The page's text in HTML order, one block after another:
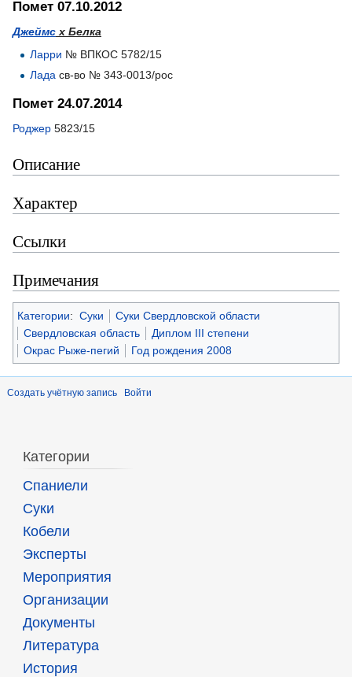
Помет 07.10.2012
Джеймс х Белка
Ларри № ВПКОС 5782/15
Лада св-во № 343-0013/рос
Помет 24.07.2014
Роджер 5823/15
Описание
Характер
Ссылки
Примечания
Категории: Суки
Суки Свердловской области
Свердловская область
Диплом III степени
Окрас Рыже-пегий
Год рождения 2008
Создать учётную запись Войти
Категории
Спаниели
Суки
Кобели
Эксперты
Мероприятия
Организации
Документы
Литература
История